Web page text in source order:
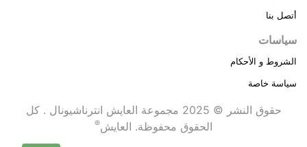
أتصل بنا
سياسات
الشروط و الأحكام
سياسة خاصة
حقوق النشر © 2025 مجموعة العايش انترناشيونال . كل
الحقوق محفوظة. العايش®